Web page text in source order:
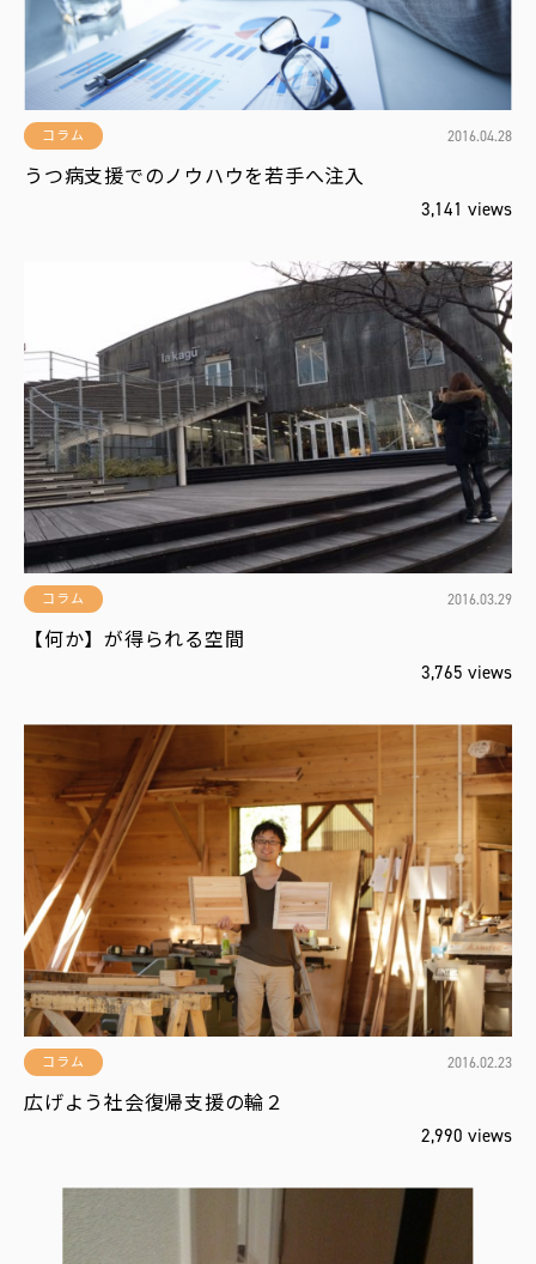
営
会
社
コラム 2016.04.28
うつ病支援でのノウハウを若手へ注入
3,141 views
コラム 2016.03.29
【何か】が得られる空間
3,765 views
コラム 2016.02.23
広げよう社会復帰支援の輪２
2,990 views